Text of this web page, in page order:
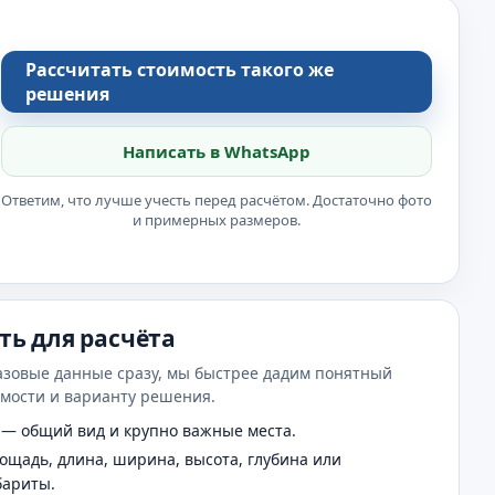
Рассчитать стоимость такого же
решения
Написать в WhatsApp
Ответим, что лучше учесть перед расчётом. Достаточно фото
и примерных размеров.
для расчёта
данные сразу, мы быстрее дадим понятный
и варианту решения.
общий вид и крупно важные места.
длина, ширина, высота, глубина или